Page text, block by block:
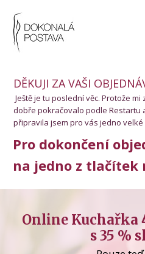
DĚKUJI ZA VAŠI
Ještě je tu poslední věc. Protože
dobře pokračovalo podle Restartu
připravila jsem pro vás jedno
Pro dokončení
na jedno z tlačítek
Online Kuchařka
s 35 %